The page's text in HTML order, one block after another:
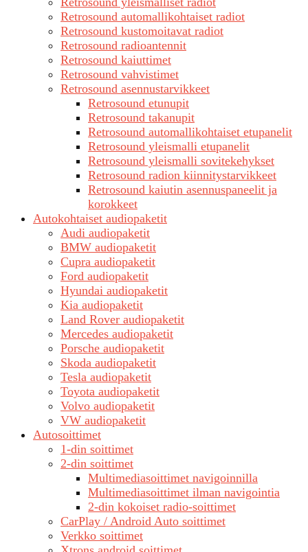
Retrosound automallikohtaiset radiot
Retrosound kustomoitavat radiot
Retrosound radioantennit
Retrosound kaiuttimet
Retrosound vahvistimet
Retrosound asennustarvikkeet
Retrosound etunupit
Retrosound takanupit
Retrosound automallikohtaiset etupanelit
Retrosound yleismalli etupanelit
Retrosound yleismalli sovitekehykset
Retrosound radion kiinnitystarvikkeet
Retrosound kaiutin asennuspaneelit ja
korokkeet
Autokohtaiset audiopaketit
Audi audiopaketit
BMW audiopaketit
Cupra audiopaketit
Ford audiopaketit
Hyundai audiopaketit
Kia audiopaketit
Land Rover audiopaketit
Mercedes audiopaketit
Porsche audiopaketit
Skoda audiopaketit
Tesla audiopaketit
Toyota audiopaketit
Volvo audiopaketit
VW audiopaketit
Autosoittimet
1-din soittimet
2-din soittimet
Multimediasoittimet navigoinnilla
Multimediasoittimet ilman navigointia
2-din kokoiset radio-soittimet
CarPlay / Android Auto soittimet
Verkko soittimet